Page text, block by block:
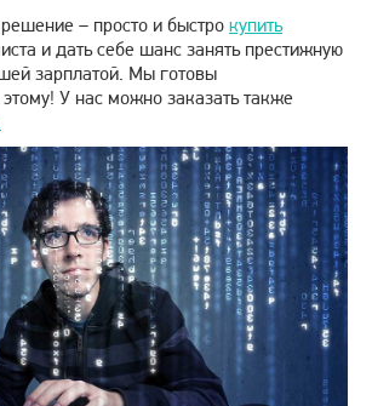
– просто и быстро купить
и дать себе шанс занять престижную
зарплатой. Мы готовы
этому! У нас можно заказать также